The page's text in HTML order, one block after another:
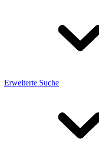
Erweiterte Suche